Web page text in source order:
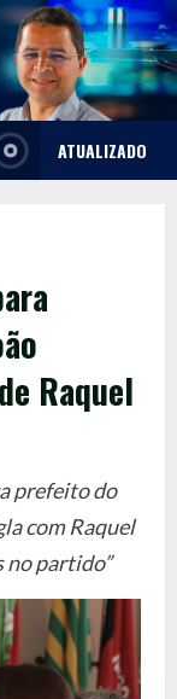
ATUALIZADO
Raquel
prefeito do
com Raquel
no partido”